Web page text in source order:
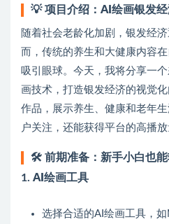
💡项目介绍：AI绘画银发
随着社会老龄化加剧，银发经
而，传统的养生和大健康内容
吸引眼球。今天，我将分享一
画技术，打造银发经济的视觉
作品，展示养生、健康和老年
户关注，还能获得平台的高播放
🛠️ 前期准备：新手小白也
1. AI绘画工具
选择合适的AI绘画工具，